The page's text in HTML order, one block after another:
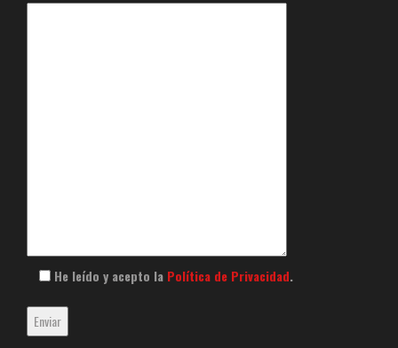
He leído y acepto la Política de Privacidad.